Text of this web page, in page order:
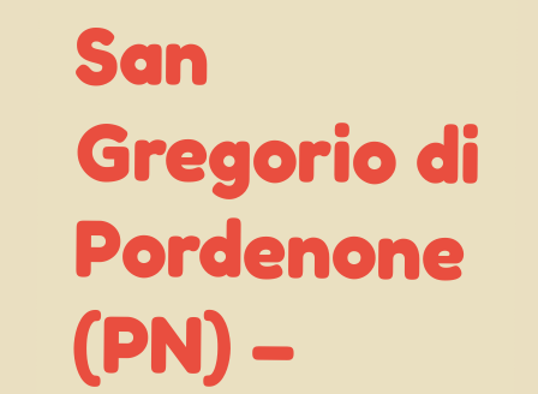
San
Gregorio di
Pordenone
(PN) –
Festeggiamenti